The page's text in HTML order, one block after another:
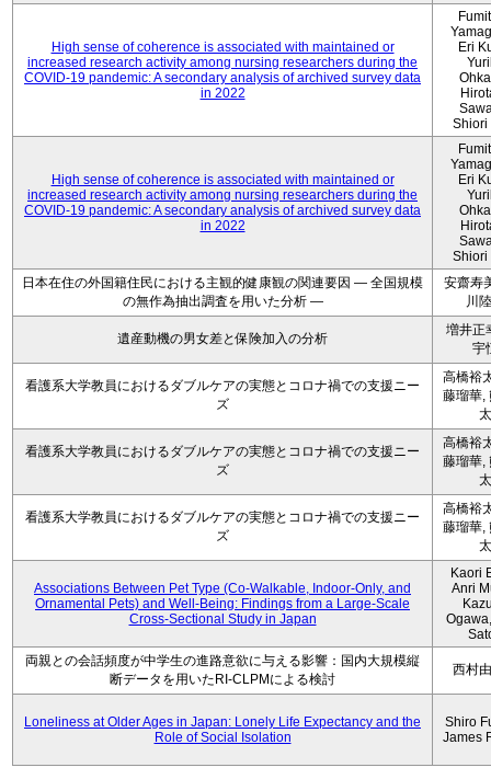
High sense of coherence is associated with maintained or
increased research activity among nursing researchers during the
COVID-19 pandemic: A secondary analysis of archived survey data
in 2022
Eri
Shiori
High sense of coherence is associated with maintained or
increased research activity among nursing researchers during the
COVID-19 pandemic: A secondary analysis of archived survey data
in 2022
Eri
Shiori
日本在住の外国籍住民における主観的健康観の関連要因 ― 全国規模
の無作為抽出調査を用いた分析 ―
安齋寿
川
遺産動機の男女差と保険加入の分析
増井正
宇
看護系大学教員におけるダブルケアの実態とコロナ禍での支援ニー
ズ
高橋裕
藤瑠華,
太
看護系大学教員におけるダブルケアの実態とコロナ禍での支援ニー
ズ
高橋裕
藤瑠華,
太
看護系大学教員におけるダブルケアの実態とコロナ禍での支援ニー
ズ
高橋裕
藤瑠華,
太
Associations Between Pet Type (Co-Walkable, Indoor-Only, and
Ornamental Pets) and Well-Being: Findings from a Large-Scale
Cross-Sectional Study in Japan
Kaori
Anri
両親との会話頻度が中学生の進路意欲に与える影響：国内大規模縦
断データを用いたRI-CLPMによる検討
西村
Loneliness at Older Ages in Japan: Lonely Life Expectancy and the
Role of Social Isolation
Shiro
James